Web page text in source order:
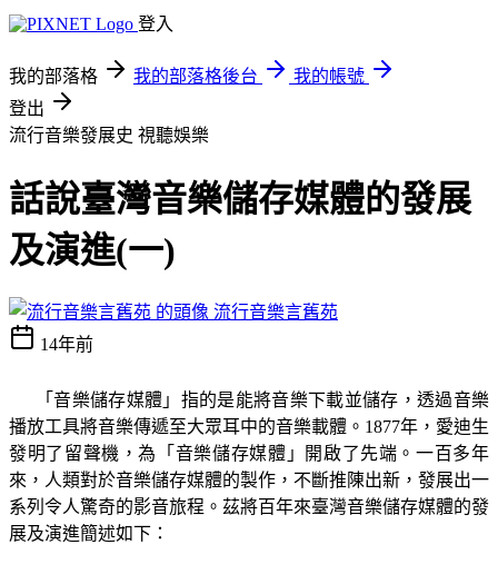
登入
我的部落格 我的部落格後台
我的帳號
登出
流行音樂發展史 視聽娛樂
話說臺灣音樂儲存媒體的發展
及演進(一)
流行音樂言舊苑
14年前
「音樂儲存媒體」指的是能將音樂下載並儲存，透過音樂
播放工具將音樂傳遞至大眾耳中的音樂載體。 1877年，愛迪生
發明了留聲機，為「音樂儲存媒體」開啟了先端。一百多年
來，人類對於音樂儲存媒體的製作，不斷推陳出新，發展出一
系列令人驚奇的影音旅程。茲將百年來臺灣音樂儲存媒體的發
展及演進簡述如下：